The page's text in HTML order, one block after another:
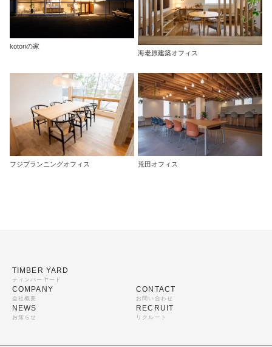
kotoriの家
海老原建築オフィス
フジプランニングオフィス 荒田オフィス
TIMBER YARD
ティンバーヤード
COMPANY
会社概要
NEWS
お知らせ
CONTACT
お問い合わせ
RECRUIT
リクルート